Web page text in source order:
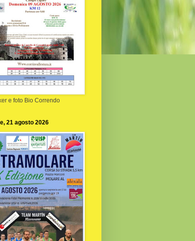
e foto Bio Correndo
21 agosto 2026